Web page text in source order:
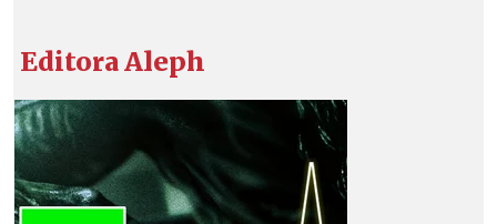
Editora Aleph